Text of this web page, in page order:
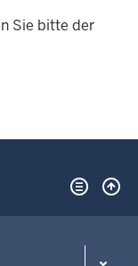
Sie bitte der